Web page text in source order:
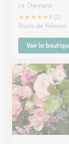
Le Cheylard
★★★★★ 5 (2)
Route de Valence
Voir la